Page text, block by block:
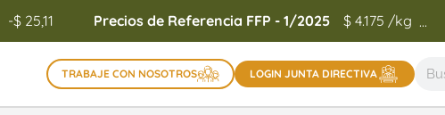
-$ 25,11 Precios de Referencia FFP - 1/2025 $ 4.175 /kg ...
TRABAJE CON NOSOTROS LOGIN JUNTA DIRECTIVA